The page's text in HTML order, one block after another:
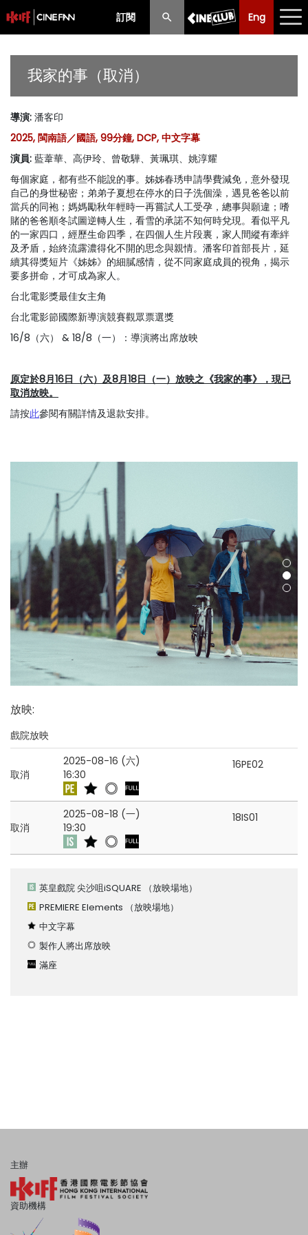
訂閱 Eng
Eng 中文
節目
購票須知
優惠計劃
前期節目
我家的事（取消）
導演: 潘客印
2025, 閩南語／國語, 99分鐘, DCP, 中文字幕
演員: 藍葦華、高伊玲、曾敬驊、黃珮琪、姚淳耀
每個家庭，都有些不能說的事。姊姊春琇申請學費減免，意外發現
自己的身世秘密；弟弟子夏想在停水的日子洗個澡，遇見爸爸以前
當兵的同袍；媽媽勵秋年輕時一再嘗試人工受孕，總事與願違；嗜
賭的爸爸順冬試圖逆轉人生，看雪的承諾不知何時兌現。看似平凡
的一家四口，經歷生命四季，在四個人生片段裏，家人間縱有牽絆
及矛盾，始終流露濃得化不開的思念與親情。潘客印首部長片，延
續其得獎短片《姊姊》的細膩感情，從不同家庭成員的視角，揭示
要多拼命，才可成為家人。
台北電影獎最佳女主角
台北電影節國際新導演競賽觀眾票選獎
16/8（六） & 18/8（一）：導演將出席放映
原定於8月16日（六）及8月18日（一）放映之《我家的事》，現已
取消放映。
請按此參閱有關詳情及退款安排。
放映:
戲院放映
取消
2025-08-16 (六)
16:30
16PE02
取消
2025-08-18 (一)
19:30
18IS01
英皇戲院 尖沙咀iSQUARE （放映場地）
PREMIERE Elements （放映場地）
中文字幕
製作人將出席放映
滿座
主辦
資助機構